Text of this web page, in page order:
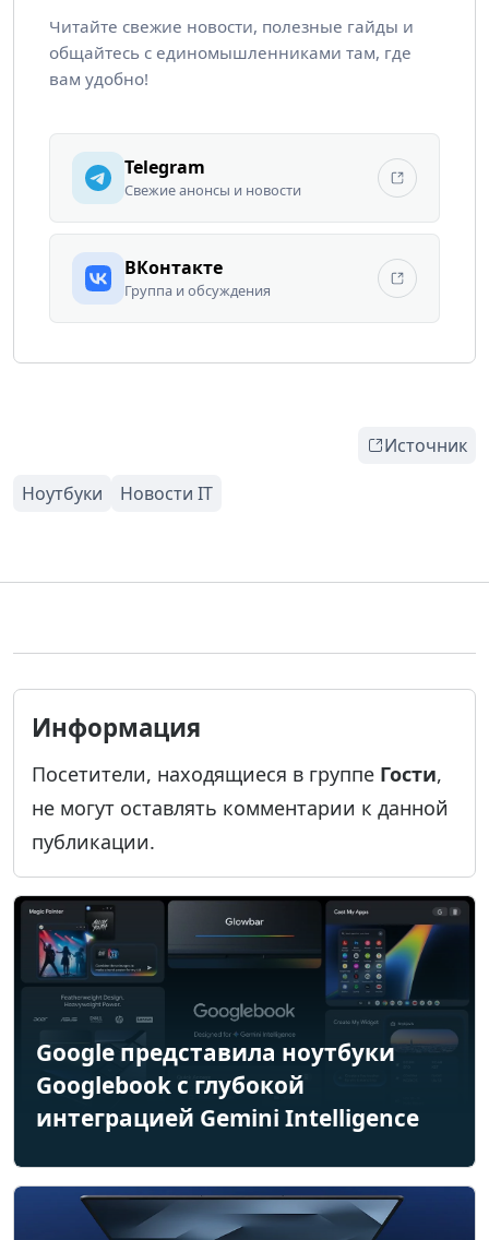
Читайте свежие новости, полезные гайды и
общайтесь с единомышленниками там, где
вам удобно!
Telegram
Свежие анонсы и новости
ВКонтакте
Группа и обсуждения
Источник
Информация
Посетители, находящиеся в группе Гости,
не могут оставлять комментарии к данной
публикации.
Google представила ноутбуки
Googlebook с глубокой
интеграцией Gemini Intelligence